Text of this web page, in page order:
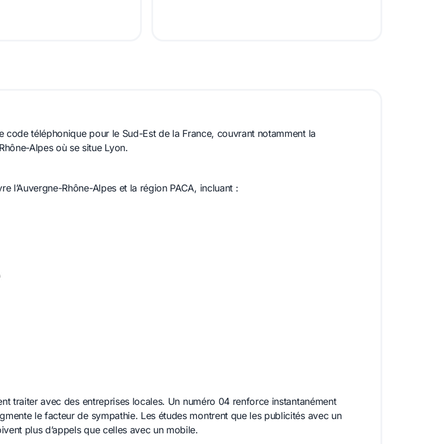
code téléphonique pour le Sud-Est de la France, couvrant notamment la
Alpes où se situe Lyon.
l’Auvergne-Rhône-Alpes et la région PACA, incluant :
traiter avec des entreprises locales. Un numéro 04 renforce instantanément
le facteur de sympathie. Les études montrent que les publicités avec un
plus d’appels que celles avec un mobile.